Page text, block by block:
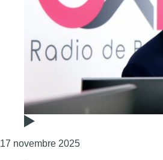
17 novembre 2025Consulter l'article